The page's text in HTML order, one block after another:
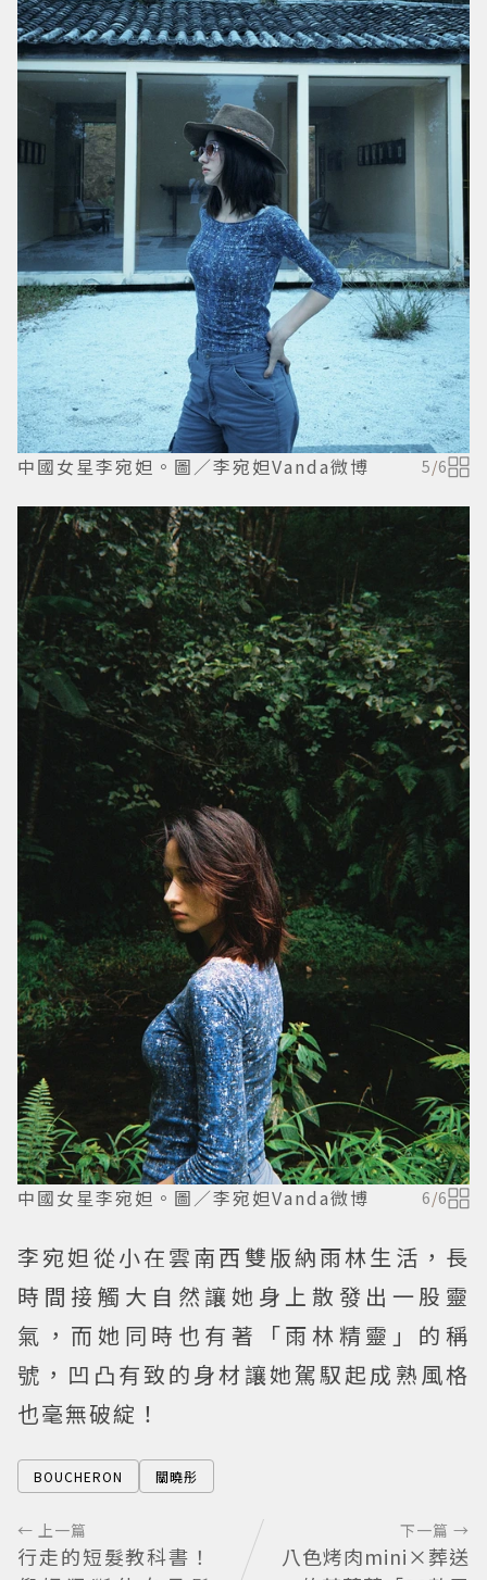
中國女星李宛妲。圖／李宛妲Vanda微博 5/6
中國女星李宛妲。圖／李宛妲Vanda微博 6/6
李宛妲從小在雲南西雙版納雨林生活，長
時間接觸大自然讓她身上散發出一股靈
氣，而她同時也有著「雨林精靈」的稱
號，凹凸有致的身材讓她駕馭起成熟風格
也毫無破綻！
BOUCHERON 關曉彤
← 上一篇
行走的短髮教科書！
下一篇 →
八色烤肉mini×葬送